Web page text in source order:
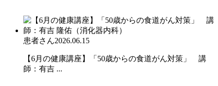
患者さん2026.06.15
【6月の健康講座】「50歳からの食道がん対策」 講
師：有吉 ...